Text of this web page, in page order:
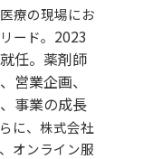
療の現場にお
ード。 2023
任。薬剤師
営業企画、
事業の成長
に、株式会社
オンライン服